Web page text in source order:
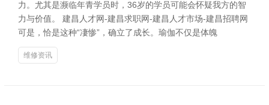
力。尤其是濒临年青学员时，36岁的学员可能会怀疑我方的智
力与价值。 建昌人才网-建昌求职网-建昌人才市场-建昌招聘网
可是，恰是这种“凄惨”，确立了成长。瑜伽不仅是体魄
维修资讯